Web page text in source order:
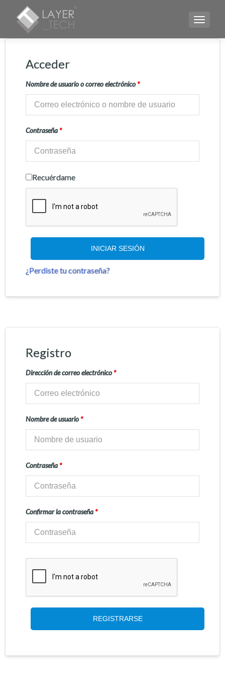
Acceder
Nombre de usuario o correo electrónico*
Contraseña *
Recuérdame
INICIAR SESIÓN
¿Perdiste tu contraseña?
Registro
Dirección de correo electrónico*
Nombre de usuario*
Contraseña *
Confirmar la contraseña *
REGISTRARSE